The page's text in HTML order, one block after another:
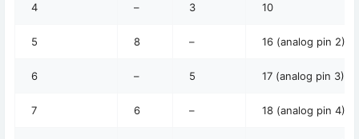
4 – 3 10
5 8 – 16 (analog pin 2)
6 – 5 17 (analog pin 3)
7 6 – 18 (analog pin 4)